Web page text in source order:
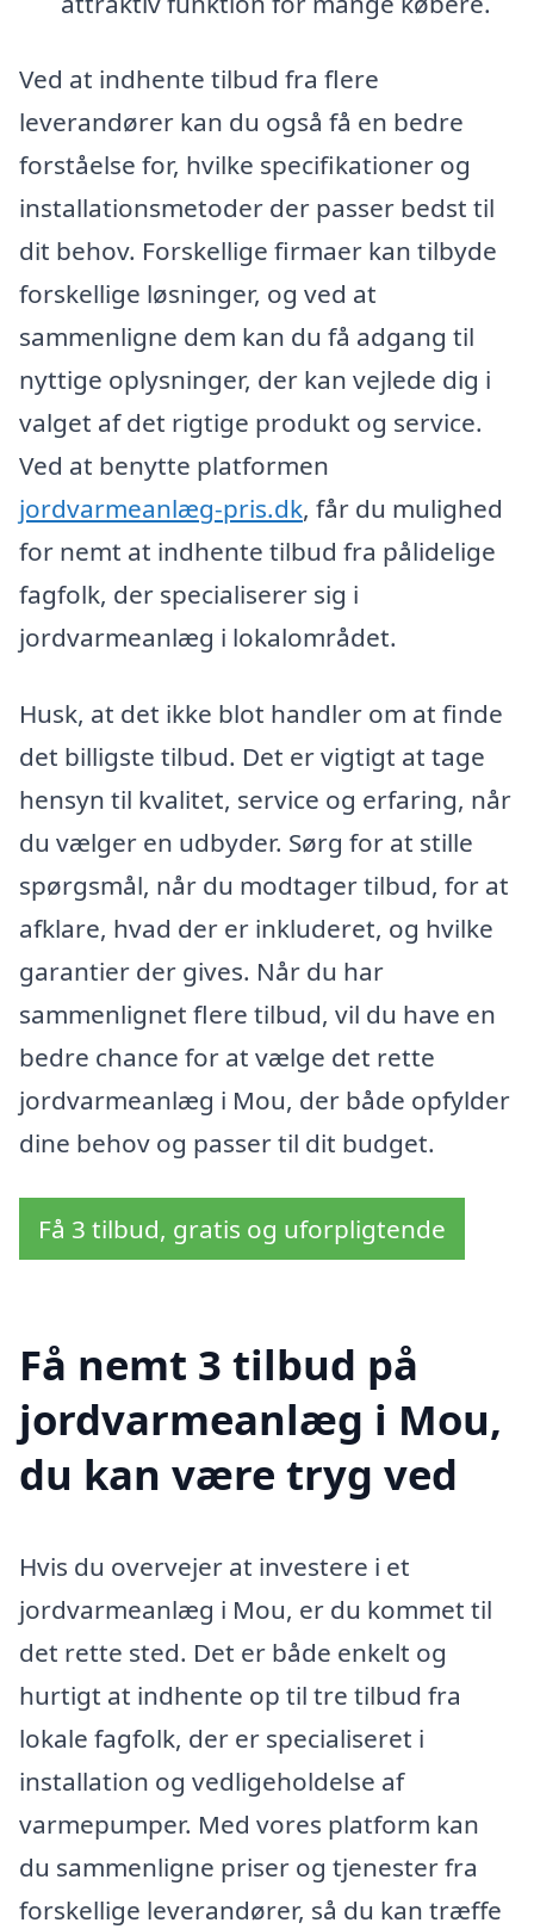
Ved at indhente tilbud fra flere
leverandører kan du også få en bedre
forståelse for, hvilke specifikationer og
installationsmetoder der passer bedst til
dit behov. Forskellige firmaer kan tilbyde
forskellige løsninger, og ved at
sammenligne dem kan du få adgang til
nyttige oplysninger, der kan vejlede dig i
valget af det rigtige produkt og service.
Ved at benytte platformen
jordvarmeanlæg-pris.dk, får du mulighed
for nemt at indhente tilbud fra pålidelige
fagfolk, der specialiserer sig i
jordvarmeanlæg i lokalområdet.
Husk, at det ikke blot handler om at finde
det billigste tilbud. Det er vigtigt at tage
hensyn til kvalitet, service og erfaring, når
du vælger en udbyder. Sørg for at stille
spørgsmål, når du modtager tilbud, for at
afklare, hvad der er inkluderet, og hvilke
garantier der gives. Når du har
sammenlignet flere tilbud, vil du have en
bedre chance for at vælge det rette
jordvarmeanlæg i Mou, der både opfylder
dine behov og passer til dit budget.
Få 3 tilbud, gratis og uforpligtende
Få nemt 3 tilbud på
jordvarmeanlæg i Mou,
du kan være tryg ved
Hvis du overvejer at investere i et
jordvarmeanlæg i Mou, er du kommet til
det rette sted. Det er både enkelt og
hurtigt at indhente op til tre tilbud fra
lokale fagfolk, der er specialiseret i
installation og vedligeholdelse af
varmepumper. Med vores platform kan
du sammenligne priser og tjenester fra
forskellige leverandører, så du kan træffe